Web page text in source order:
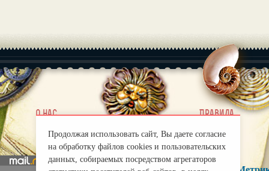
О нас |
Правила
Продолжая использовать сайт, Вы даете согласие
на обработку файлов cookies и пользовательских
данных, собираемых посредством агрегаторов